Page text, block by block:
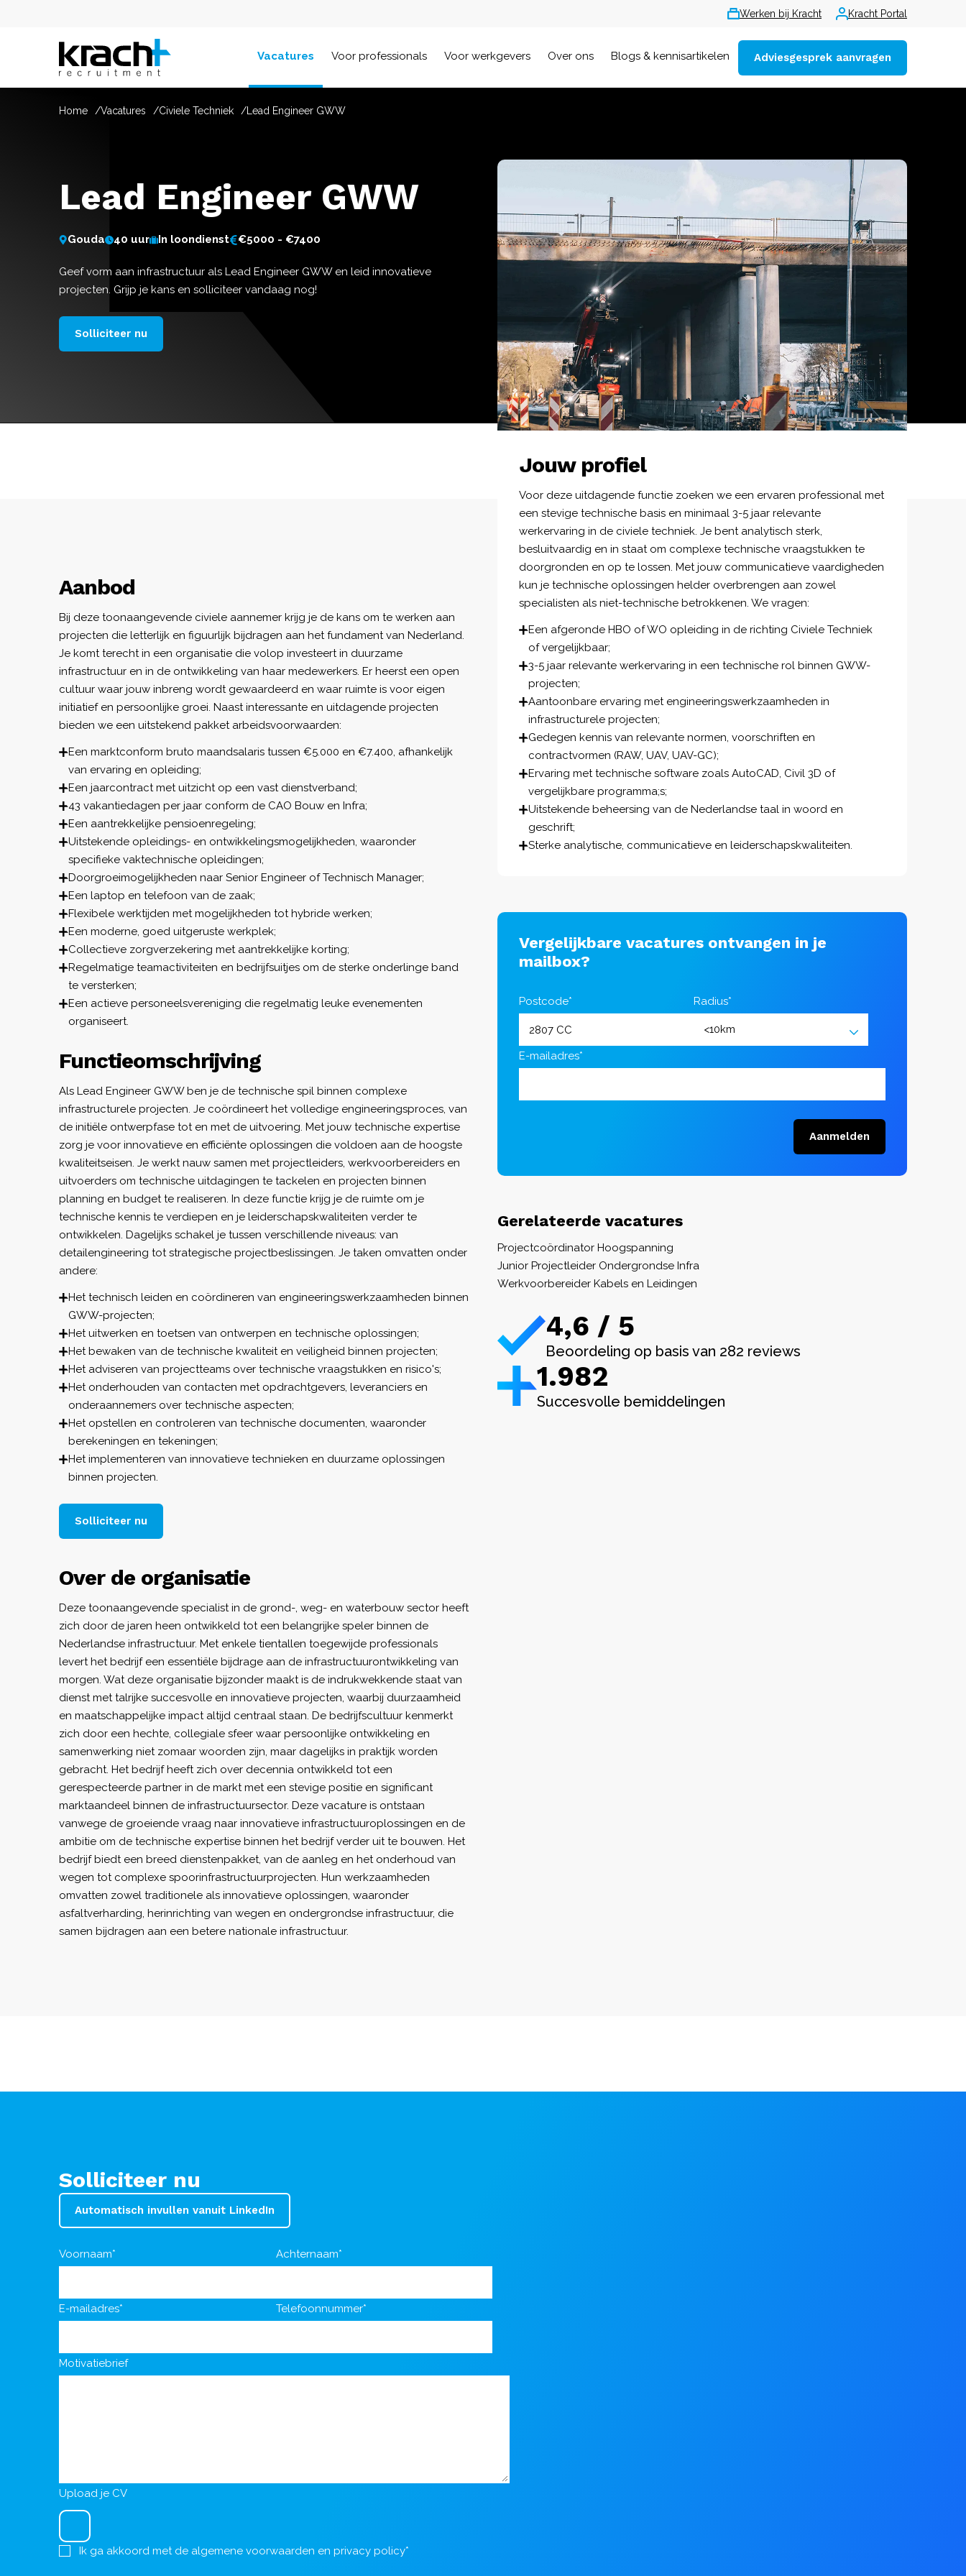
Werken bij Kracht Kracht Portal
Vacatures Voor professionals Voor werkgevers Over ons Blogs & kennisartikelen Adviesgesprek aanvragen
Home Vacatures Civiele Techniek Lead Engineer GWW
Lead Engineer GWW
Gouda 40 uur In loondienst €5000 - €7400
Geef vorm aan infrastructuur als Lead Engineer GWW en leid innovatieve
projecten. Grijp je kans en solliciteer vandaag nog!
Solliciteer nu
Aanbod
Bij deze toonaangevende civiele aannemer krijg je de kans om te werken aan
projecten die letterlijk en figuurlijk bijdragen aan het fundament van Nederland.
Je komt terecht in een organisatie die volop investeert in duurzame
infrastructuur en in de ontwikkeling van haar medewerkers. Er heerst een open
cultuur waar jouw inbreng wordt gewaardeerd en waar ruimte is voor eigen
initiatief en persoonlijke groei. Naast interessante en uitdagende projecten
bieden we een uitstekend pakket arbeidsvoorwaarden:
Een marktconform bruto maandsalaris tussen €5.000 en €7.400, afhankelijk
van ervaring en opleiding;
Een jaarcontract met uitzicht op een vast dienstverband;
43 vakantiedagen per jaar conform de CAO Bouw en Infra;
Een aantrekkelijke pensioenregeling;
Uitstekende opleidings- en ontwikkelingsmogelijkheden, waaronder
specifieke vaktechnische opleidingen;
Doorgroeimogelijkheden naar Senior Engineer of Technisch Manager;
Een laptop en telefoon van de zaak;
Flexibele werktijden met mogelijkheden tot hybride werken;
Een moderne, goed uitgeruste werkplek;
Collectieve zorgverzekering met aantrekkelijke korting;
Regelmatige teamactiviteiten en bedrijfsuitjes om de sterke onderlinge band
te versterken;
Een actieve personeelsvereniging die regelmatig leuke evenementen
organiseert.
Functieomschrijving
Als Lead Engineer GWW ben je de technische spil binnen complexe
infrastructurele projecten. Je coördineert het volledige engineeringsproces, van
de initiële ontwerpfase tot en met de uitvoering. Met jouw technische expertise
zorg je voor innovatieve en efficiënte oplossingen die voldoen aan de hoogste
kwaliteitseisen. Je werkt nauw samen met projectleiders, werkvoorbereiders en
uitvoerders om technische uitdagingen te tackelen en projecten binnen
planning en budget te realiseren. In deze functie krijg je de ruimte om je
technische kennis te verdiepen en je leiderschapskwaliteiten verder te
ontwikkelen. Dagelijks schakel je tussen verschillende niveaus: van
detailengineering tot strategische projectbeslissingen. Je taken omvatten onder
andere:
Het technisch leiden en coördineren van engineeringswerkzaamheden binnen
GWW-projecten;
Het uitwerken en toetsen van ontwerpen en technische oplossingen;
Het bewaken van de technische kwaliteit en veiligheid binnen projecten;
Het adviseren van projectteams over technische vraagstukken en risico's;
Het onderhouden van contacten met opdrachtgevers, leveranciers en
onderaannemers over technische aspecten;
Het opstellen en controleren van technische documenten, waaronder
berekeningen en tekeningen;
Het implementeren van innovatieve technieken en duurzame oplossingen
binnen projecten.
Solliciteer nu
Over de organisatie
Deze toonaangevende specialist in de grond-, weg- en waterbouw sector heeft
zich door de jaren heen ontwikkeld tot een belangrijke speler binnen de
Nederlandse infrastructuur. Met enkele tientallen toegewijde professionals
levert het bedrijf een essentiële bijdrage aan de infrastructuurontwikkeling van
morgen. Wat deze organisatie bijzonder maakt is de indrukwekkende staat van
dienst met talrijke succesvolle en innovatieve projecten, waarbij duurzaamheid
en maatschappelijke impact altijd centraal staan. De bedrijfscultuur kenmerkt
zich door een hechte, collegiale sfeer waar persoonlijke ontwikkeling en
samenwerking niet zomaar woorden zijn, maar dagelijks in praktijk worden
gebracht. Het bedrijf heeft zich over decennia ontwikkeld tot een
gerespecteerde partner in de markt met een stevige positie en significant
marktaandeel binnen de infrastructuursector. Deze vacature is ontstaan
vanwege de groeiende vraag naar innovatieve infrastructuuroplossingen en de
ambitie om de technische expertise binnen het bedrijf verder uit te bouwen. Het
bedrijf biedt een breed dienstenpakket, van de aanleg en het onderhoud van
wegen tot complexe spoorinfrastructuurprojecten. Hun werkzaamheden
omvatten zowel traditionele als innovatieve oplossingen, waaronder
asfaltverharding, herinrichting van wegen en ondergrondse infrastructuur, die
samen bijdragen aan een betere nationale infrastructuur.
Jouw profiel
Voor deze uitdagende functie zoeken we een ervaren professional met
een stevige technische basis en minimaal 3-5 jaar relevante
werkervaring in de civiele techniek. Je bent analytisch sterk,
besluitvaardig en in staat om complexe technische vraagstukken te
doorgronden en op te lossen. Met jouw communicatieve vaardigheden
kun je technische oplossingen helder overbrengen aan zowel
specialisten als niet-technische betrokkenen. We vragen:
Een afgeronde HBO of WO opleiding in de richting Civiele Techniek
of vergelijkbaar;
3-5 jaar relevante werkervaring in een technische rol binnen GWW-
projecten;
Aantoonbare ervaring met engineeringswerkzaamheden in
infrastructurele projecten;
Gedegen kennis van relevante normen, voorschriften en
contractvormen (RAW, UAV, UAV-GC);
Ervaring met technische software zoals AutoCAD, Civil 3D of
vergelijkbare programma;s;
Uitstekende beheersing van de Nederlandse taal in woord en
geschrift;
Sterke analytische, communicatieve en leiderschapskwaliteiten.
Vergelijkbare vacatures ontvangen in je
mailbox?
Postcode* Radius*
E-mailadres*
Aanmelden
Gerelateerde vacatures
Projectcoördinator Hoogspanning
Junior Projectleider Ondergrondse Infra
Werkvoorbereider Kabels en Leidingen
4,6 / 5
Beoordeling op basis van 282 reviews
1.982
Succesvolle bemiddelingen
Solliciteer nu
Automatisch invullen vanuit LinkedIn
Voornaam* Achternaam*
E-mailadres* Telefoonnummer*
Motivatiebrief
Upload je CV
Ik ga akkoord met de algemene voorwaarden en privacy policy*